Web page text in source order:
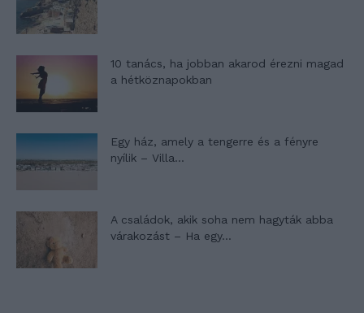
10 tanács, ha jobban akarod érezni magad
a hétköznapokban
Egy ház, amely a tengerre és a fényre
nyílik – Villa...
A családok, akik soha nem hagyták abba
várakozást – Ha egy...